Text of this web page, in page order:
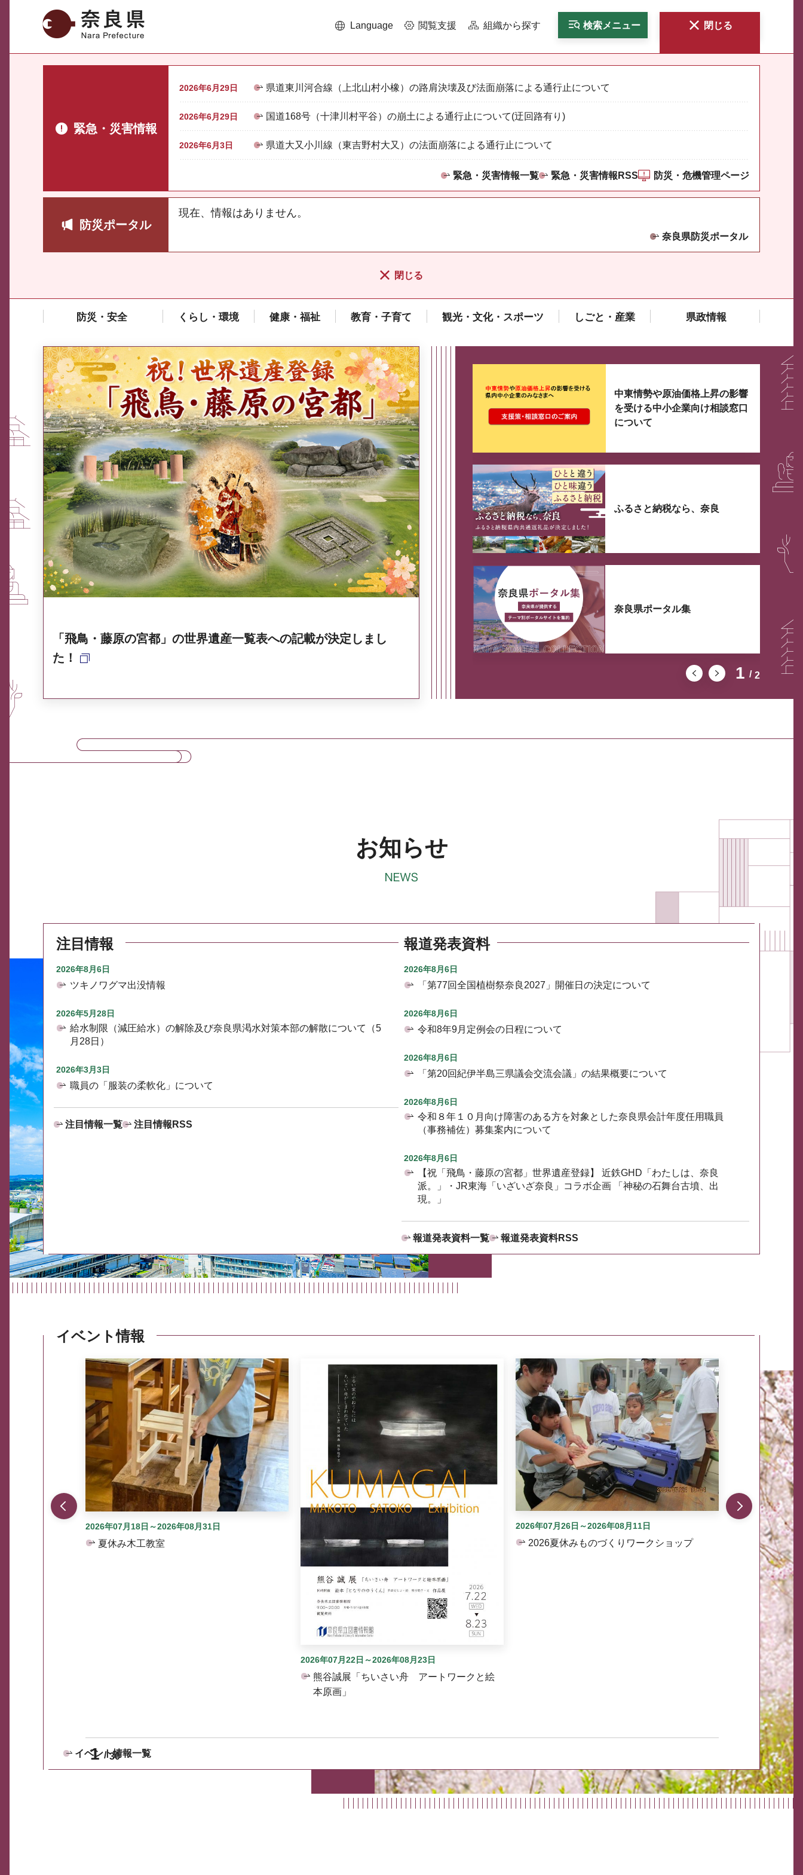
奈良県 Language 閲覧支援 組織から探す 検索メニュー 閉じる
緊急・災害情報
2026年6月29日 県道東川河合線（上北山村小橡）の路肩決壊及び法面崩落による通行止について
2026年6月29日 国道168号（十津川村平谷）の崩土による通行止について(迂回路有り)
2026年6月3日 県道大又小川線（東吉野村大又）の法面崩落による通行止について
緊急・災害情報一覧 緊急・災害情報RSS 防災・危機管理ページ
防災ポータル
現在、情報はありません。
奈良県防災ポータル
閉じる
防災・安全 くらし・環境 健康・福祉 教育・子育て 観光・文化・スポーツ しごと・産業 県政情報
「飛鳥・藤原の宮都」の世界遺産一覧表への記載が決定しまし
た！
ここから最大3つずつ情報が表示されるスライダーがあります。
1 2
中東情勢や原油価格上昇の影響
を受ける中小企業向け相談窓口
について
ふるさと納税なら、奈良
県広報誌「県民だより奈良」
2026年8月号
奈良県政策集
中東情勢や原油価格上昇の影響
を受ける中小企業向け相談窓口
について
ふるさと納税なら、奈良
奈良県ポータル集
お知らせ
注目情報
2026年8月6日
ツキノワグマ出没情報
2026年5月28日
給水制限（減圧給水）の解除及び奈良県渇水対策本部の解散について（5
月28日）
2026年3月3日
職員の「服装の柔軟化」について
注目情報一覧 注目情報RSS
報道発表資料
2026年8月6日
「第77回全国植樹祭奈良2027」開催日の決定について
2026年8月6日
令和8年9月定例会の日程について
2026年8月6日
「第20回紀伊半島三県議会交流会議」の結果概要について
2026年8月6日
令和８年１０月向け障害のある方を対象とした奈良県会計年度任用職員
（事務補佐）募集案内について
2026年8月6日
【祝「飛鳥・藤原の宮都」世界遺産登録】 近鉄GHD「わたしは、奈良
派。」・JR東海「いざいざ奈良」コラボ企画 「神秘の石舞台古墳、出
現。」
報道発表資料一覧 報道発表資料RSS
イベント情報
1 30
2026年07月18日～2026年08月31日
夏休み木工教室
2026年07月22日～2026年08月23日
熊谷誠展「ちいさい舟 アートワークと絵
本原画」
2026年07月26日～2026年08月11日
2026夏休みものづくりワークショップ
イベント情報一覧